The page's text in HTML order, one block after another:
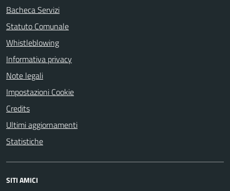
Bacheca Servizi
Statuto Comunale
Whistleblowing
Informativa privacy
Note legali
Impostazioni Cookie
Credits
Ultimi aggiornamenti
Statistiche
SITI AMICI